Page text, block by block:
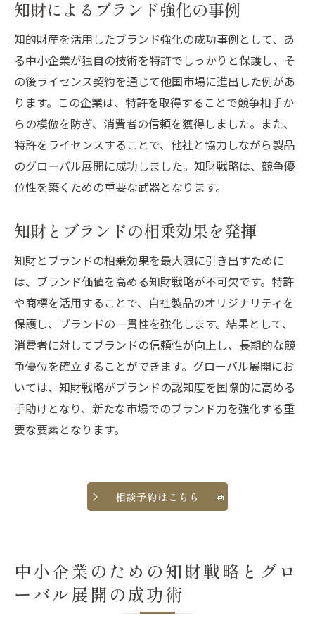
知財によるブランド強化の事例
知的財産を活用したブランド強化の成功事例として、あ
る中小企業が独自の技術を特許でしっかりと保護し、そ
の後ライセンス契約を通じて他国市場に進出した例があ
ります。この企業は、特許を取得することで競争相手か
らの模倣を防ぎ、消費者の信頼を獲得しました。また、
特許をライセンスすることで、他社と協力しながら製品
のグローバル展開に成功しました。知財戦略は、競争優
位性を築くための重要な武器となります。
知財とブランドの相乗効果を発揮
知財とブランドの相乗効果を最大限に引き出すために
は、ブランド価値を高める知財戦略が不可欠です。特許
や商標を活用することで、自社製品のオリジナリティを
保護し、ブランドの一貫性を強化します。結果として、
消費者に対してブランドの信頼性が向上し、長期的な競
争優位を確立することができます。グローバル展開にお
いては、知財戦略がブランドの認知度を国際的に高める
手助けとなり、新たな市場でのブランド力を強化する重
要な要素となります。
相談予約はこちら
中小企業のための知財戦略とグロ
ーバル展開の成功術